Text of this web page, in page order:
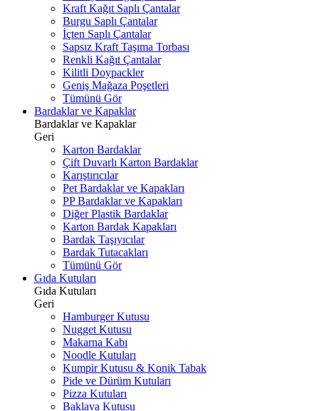
Kraft Kağıt Saplı Çantalar
Burgu Saplı Çantalar
İçten Saplı Çantalar
Sapsız Kraft Taşıma Torbası
Renkli Kağıt Çantalar
Kilitli Doypackler
Geniş Mağaza Poşetleri
Tümünü Gör
Bardaklar ve Kapaklar
Bardaklar ve Kapaklar
Geri
Karton Bardaklar
Çift Duvarlı Karton Bardaklar
Karıştırıcılar
Pet Bardaklar ve Kapakları
PP Bardaklar ve Kapakları
Diğer Plastik Bardaklar
Karton Bardak Kapakları
Bardak Taşıyıcılar
Bardak Tutacakları
Tümünü Gör
Gıda Kutuları
Gıda Kutuları
Geri
Hamburger Kutusu
Nugget Kutusu
Makarna Kabı
Noodle Kutuları
Kumpir Kutusu & Konik Tabak
Pide ve Dürüm Kutuları
Pizza Kutuları
Baklava Kutusu